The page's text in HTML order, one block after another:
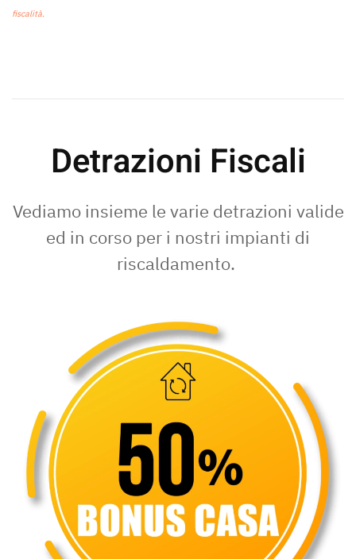
fiscalità.
Detrazioni Fiscali
Vediamo insieme le varie detrazioni valide
ed in corso per i nostri impianti di
riscaldamento.